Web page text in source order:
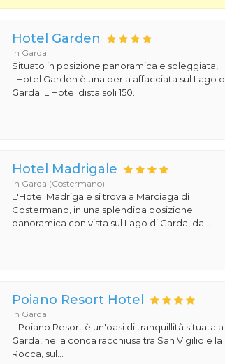
Hotel Garden
in Garda
Situato in posizione panoramica e soleggiata,
l'Hotel Garden è una perla affacciata sul Lago
Garda. L'Hotel dista soli 150...
Hotel Madrigale
in Garda (Costermano)
L'Hotel Madrigale si trova a Marciaga di
Costermano, in una splendida posizione
panoramica con vista sul Lago di Garda, dal...
Poiano Resort Hotel
in Garda
Il Poiano Resort è un'oasi di tranquillità situata a
Garda, nella conca racchiusa tra San Vigilio e la
Rocca, sul...